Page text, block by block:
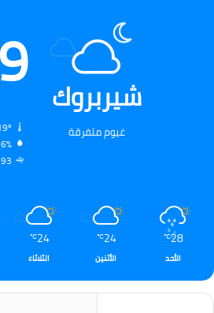
شيربروك
غيوم متفرقة
1.93
28
℃
الأحد
24
℃
الأثنين
24
℃
الثلاثاء